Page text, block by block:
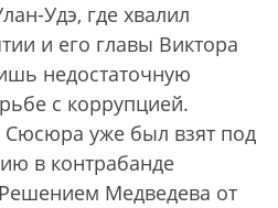
Удэ, где хвалил
и его главы Виктора
недостаточную
с коррупцией.
Сюсюра уже был взят под
в контрабанде
Медведева от